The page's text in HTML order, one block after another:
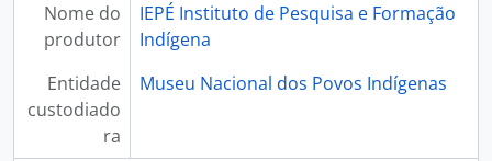
Nome do
produtor
IEPÉ Instituto de Pesquisa e Formação
Indígena
Entidade
custodiado
ra
Museu Nacional dos Povos Indígenas